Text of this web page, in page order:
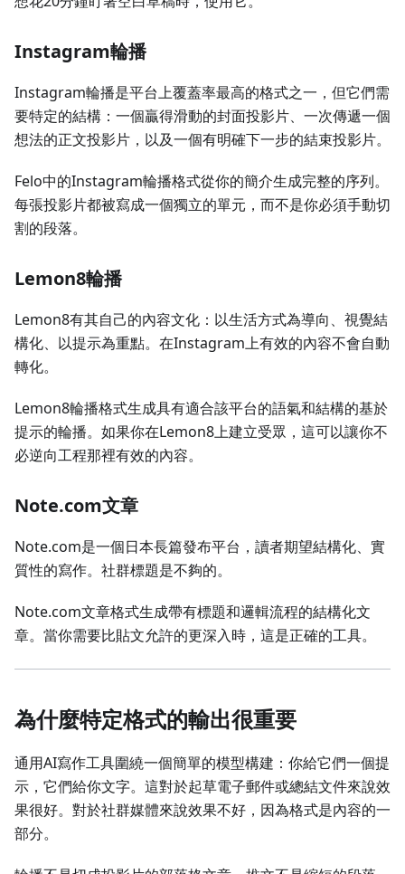
Instagram輪播
Instagram輪播是平台上覆蓋率最高的格式之一，但它們需
要特定的結構：一個贏得滑動的封面投影片、一次傳遞一個
想法的正文投影片，以及一個有明確下一步的結束投影片。
Felo中的Instagram輪播格式從你的簡介生成完整的序列。
每張投影片都被寫成一個獨立的單元，而不是你必須手動切
割的段落。
Lemon8輪播
Lemon8有其自己的內容文化：以生活方式為導向、視覺結
構化、以提示為重點。在Instagram上有效的內容不會自動
轉化。
Lemon8輪播格式生成具有適合該平台的語氣和結構的基於
提示的輪播。如果你在Lemon8上建立受眾，這可以讓你不
必逆向工程那裡有效的內容。
Note.com文章
Note.com是一個日本長篇發布平台，讀者期望結構化、實
質性的寫作。社群標題是不夠的。
Note.com文章格式生成帶有標題和邏輯流程的結構化文
章。當你需要比貼文允許的更深入時，這是正確的工具。
為什麼特定格式的輸出很重要
通用AI寫作工具圍繞一個簡單的模型構建：你給它們一個提
示，它們給你文字。這對於起草電子郵件或總結文件來說效
果很好。對於社群媒體來說效果不好，因為格式是內容的一
部分。